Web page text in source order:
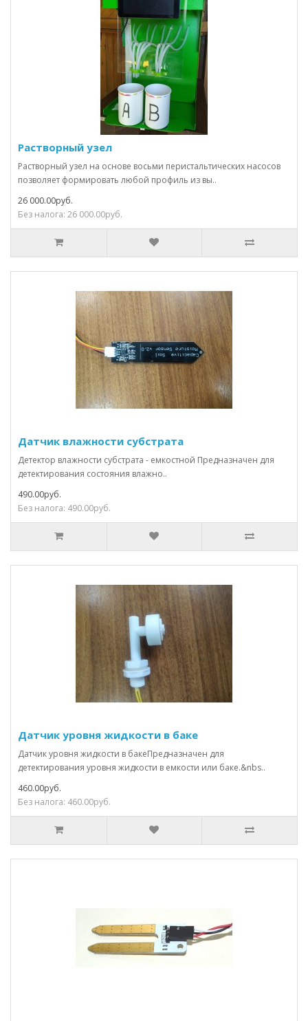
Растворный узел
Растворный узел на основе восьми перистальтических насосов
позволяет формировать любой профиль из вы..
26 000.00руб.
Без налога: 26 000.00руб.
Датчик влажности субстрата
Детектор влажности субстрата - емкостной Предназначен для
детектирования состояния влажно..
490.00руб.
Без налога: 490.00руб.
Датчик уровня жидкости в баке
Датчик уровня жидкости в бакеПредназначен для
детектирования уровня жидкости в емкости или баке.&nbs..
460.00руб.
Без налога: 460.00руб.